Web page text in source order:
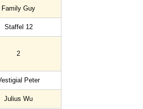
Family Guy
Staffel 12
2
Peter
Julius Wu